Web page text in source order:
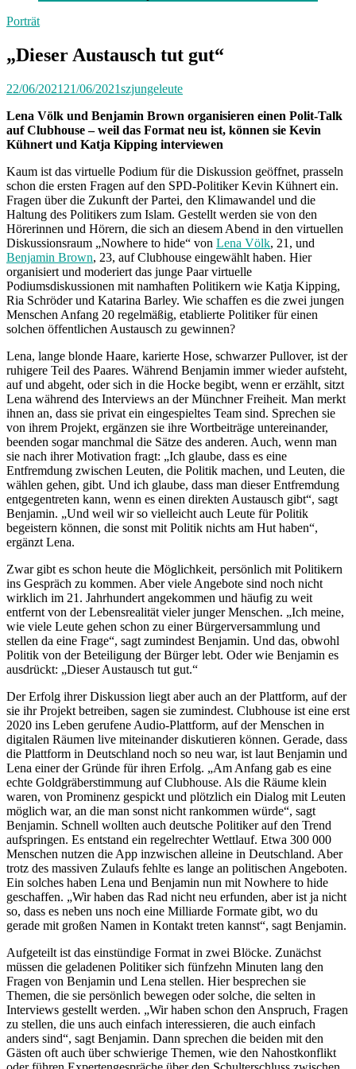
Porträt
„Dieser Austausch tut gut“
22/06/2021 21/06/2021szjungeleute
Lena Völk und Benjamin Brown organisieren einen Polit-Talk
auf Clubhouse – weil das Format neu ist, können sie Kevin
Kühnert und Katja Kipping interviewen
Kaum ist das virtuelle Podium für die Diskussion geöffnet, prasseln
schon die ersten Fragen auf den SPD-Politiker Kevin Kühnert ein.
Fragen über die Zukunft der Partei, den Klimawandel und die
Haltung des Politikers zum Islam. Gestellt werden sie von den
Hörerinnen und Hörern, die sich an diesem Abend in den virtuellen
Diskussionsraum „Nowhere to hide“ von Lena Völk, 21, und
Benjamin Brown, 23, auf Clubhouse eingewählt haben. Hier
organisiert und moderiert das junge Paar virtuelle
Podiumsdiskussionen mit namhaften Politikern wie Katja Kipping,
Ria Schröder und Katarina Barley. Wie schaffen es die zwei jungen
Menschen Anfang 20 regelmäßig, etablierte Politiker für einen
solchen öffentlichen Austausch zu gewinnen?
Lena, lange blonde Haare, karierte Hose, schwarzer Pullover, ist der
ruhigere Teil des Paares. Während Benjamin immer wieder aufsteht,
auf und abgeht, oder sich in die Hocke begibt, wenn er erzählt, sitzt
Lena während des Interviews an der Münchner Freiheit. Man merkt
ihnen an, dass sie privat ein eingespieltes Team sind. Sprechen sie
von ihrem Projekt, ergänzen sie ihre Wortbeiträge untereinander,
beenden sogar manchmal die Sätze des anderen. Auch, wenn man
sie nach ihrer Motivation fragt: „Ich glaube, dass es eine
Entfremdung zwischen Leuten, die Politik machen, und Leuten, die
wählen gehen, gibt. Und ich glaube, dass man dieser Entfremdung
entgegentreten kann, wenn es einen direkten Austausch gibt“, sagt
Benjamin. „Und weil wir so vielleicht auch Leute für Politik
begeistern können, die sonst mit Politik nichts am Hut haben“,
ergänzt Lena.
Zwar gibt es schon heute die Möglichkeit, persönlich mit Politikern
ins Gespräch zu kommen. Aber viele Angebote sind noch nicht
wirklich im 21. Jahrhundert angekommen und häufig zu weit
entfernt von der Lebensrealität vieler junger Menschen. „Ich meine,
wie viele Leute gehen schon zu einer Bürgerversammlung und
stellen da eine Frage“, sagt zumindest Benjamin. Und das, obwohl
Politik von der Beteiligung der Bürger lebt. Oder wie Benjamin es
ausdrückt: „Dieser Austausch tut gut.“
Der Erfolg ihrer Diskussion liegt aber auch an der Plattform, auf der
sie ihr Projekt betreiben, sagen sie zumindest. Clubhouse ist eine erst
2020 ins Leben gerufene Audio-Plattform, auf der Menschen in
digitalen Räumen live miteinander diskutieren können. Gerade, dass
die Plattform in Deutschland noch so neu war, ist laut Benjamin und
Lena einer der Gründe für ihren Erfolg. „Am Anfang gab es eine
echte Goldgräberstimmung auf Clubhouse. Als die Räume klein
waren, von Prominenz gespickt und plötzlich ein Dialog mit Leuten
möglich war, an die man sonst nicht rankommen würde“, sagt
Benjamin. Schnell wollten auch deutsche Politiker auf den Trend
aufspringen. Es entstand ein regelrechter Wettlauf. Etwa 300 000
Menschen nutzen die App inzwischen alleine in Deutschland. Aber
trotz des massiven Zulaufs fehlte es lange an politischen Angeboten.
Ein solches haben Lena und Benjamin nun mit Nowhere to hide
geschaffen. „Wir haben das Rad nicht neu erfunden, aber ist ja nicht
so, dass es neben uns noch eine Milliarde Formate gibt, wo du
gerade mit großen Namen in Kontakt treten kannst“, sagt Benjamin.
Aufgeteilt ist das einstündige Format in zwei Blöcke. Zunächst
müssen die geladenen Politiker sich fünfzehn Minuten lang den
Fragen von Benjamin und Lena stellen. Hier besprechen sie
Themen, die sie persönlich bewegen oder solche, die selten in
Interviews gestellt werden. „Wir haben schon den Anspruch, Fragen
zu stellen, die uns auch einfach interessieren, die auch einfach
anders sind“, sagt Benjamin. Dann sprechen die beiden mit den
Gästen oft auch über schwierige Themen, wie den Nahostkonflikt